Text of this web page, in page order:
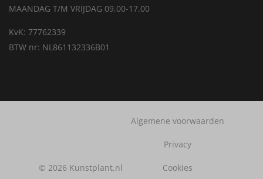
MAANDAG T/M VRIJDAG 09.00-17.00
KvK: 77762339
BTW nr: NL861132336B01
© 2026 Kunstplant.nl
Algemene voorwaarden
Privacy
Cookies